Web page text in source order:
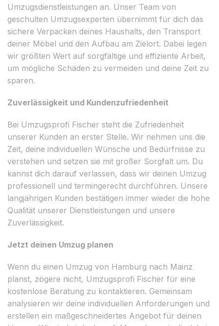
Umzugsdienstleistungen an. Unser Team von
geschulten Umzugsexperten übernimmt für dich das
sichere Verpacken deines Haushalts, den Transport
deiner Möbel und den Aufbau am Zielort. Dabei legen
wir größten Wert auf sorgfältige und effiziente Arbeit,
um mögliche Schäden zu vermeiden und deine Zeit zu
sparen.
Zuverlässigkeit und Kundenzufriedenheit
Bei Umzugsprofi Fischer steht die Zufriedenheit
unserer Kunden an erster Stelle. Wir nehmen uns die
Zeit, deine individuellen Wünsche und Bedürfnisse zu
verstehen und setzen sie mit großer Sorgfalt um. Du
kannst dich darauf verlassen, dass wir deinen Umzug
professionell und termingerecht durchführen. Unsere
langjährigen Kunden bestätigen immer wieder die hohe
Qualität unserer Dienstleistungen und unsere
Zuverlässigkeit.
Jetzt deinen Umzug planen
Wenn du einen Umzug von Hamburg nach Mainz
planst, zögere nicht, Umzugsprofi Fischer für eine
kostenlose Beratung zu kontaktieren. Gemeinsam
analysieren wir deine individuellen Anforderungen und
erstellen ein maßgeschneidertes Angebot für deinen